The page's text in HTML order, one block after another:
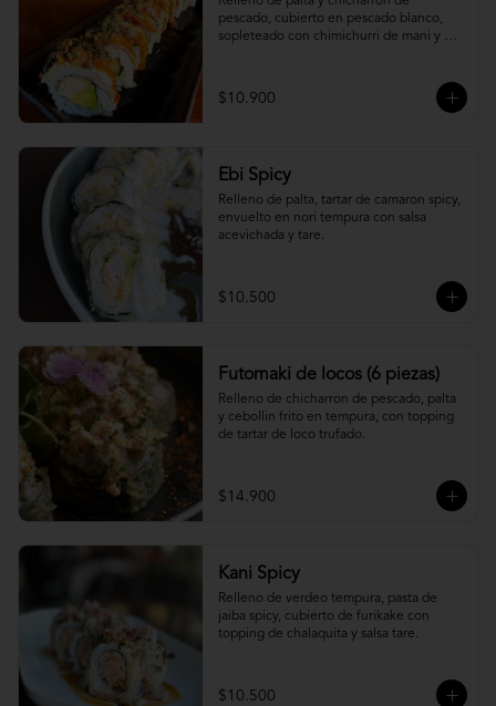
pescado, cubierto en pescado blanco,
sopleteado con chimichurri de mani y
$10.900
Ebi Spicy
Relleno de palta, tartar de camaron spicy,
envuelto en nori tempura con salsa
acevichada y tare.
$10.500
Futomaki de locos (6 piezas)
Relleno de chicharron de pescado, palta
y cebollin frito en tempura, con topping
de tartar de loco trufado.
$14.900
Kani Spicy
Relleno de verdeo tempura, pasta de
jaiba spicy, cubierto de furikake con
topping de chalaquita y salsa tare.
$10.500